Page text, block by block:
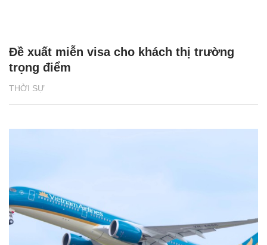
THỜI SỰ
Đề xuất miễn visa cho khách thị trường
trọng điểm